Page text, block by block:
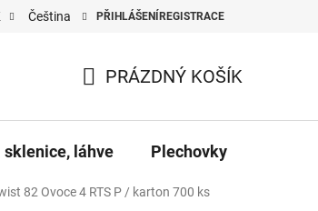
Čeština PŘIHLÁŠENÍ REGISTRACE
KOŠÍK
PRÁZDNÝ KOŠÍK
sklenice, láhve Plechovky
82 Ovoce 4 RTS P / karton 700 ks